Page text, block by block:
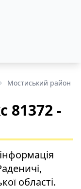
Мостиський район
81372 -
області.